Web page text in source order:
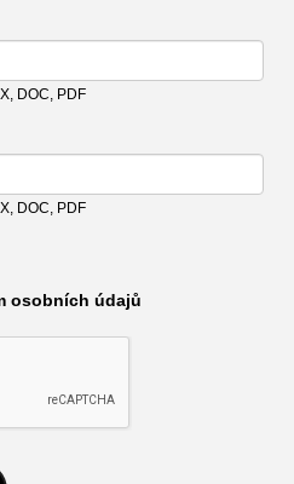
DOC, PDF
DOC, PDF
osobních údajů